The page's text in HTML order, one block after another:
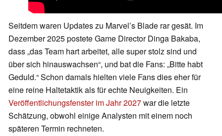
Seitdem waren Updates zu Marvel’s Blade rar gesät. Im
Dezember 2025 postete Game Director Dinga Bakaba,
dass „das Team hart arbeitet, alle super stolz sind und
über sich hinauswachsen“, und bat die Fans: „Bitte habt
Geduld.“ Schon damals hielten viele Fans dies eher für
eine reine Haltetaktik als für echte Neuigkeiten. Ein
Veröffentlichungsfenster im Jahr 2027war die letzte
Schätzung, obwohl einige Analysten mit einem noch
späteren Termin rechneten.